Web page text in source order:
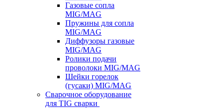
Газовые сопла
MIG/MAG
Пружины для сопла
MIG/MAG
Диффузоры газовые
MIG/MAG
Ролики подачи
проволоки MIG/MAG
Шейки горелок
(гусаки) MIG/MAG
Сварочное оборудование
для TIG сварки